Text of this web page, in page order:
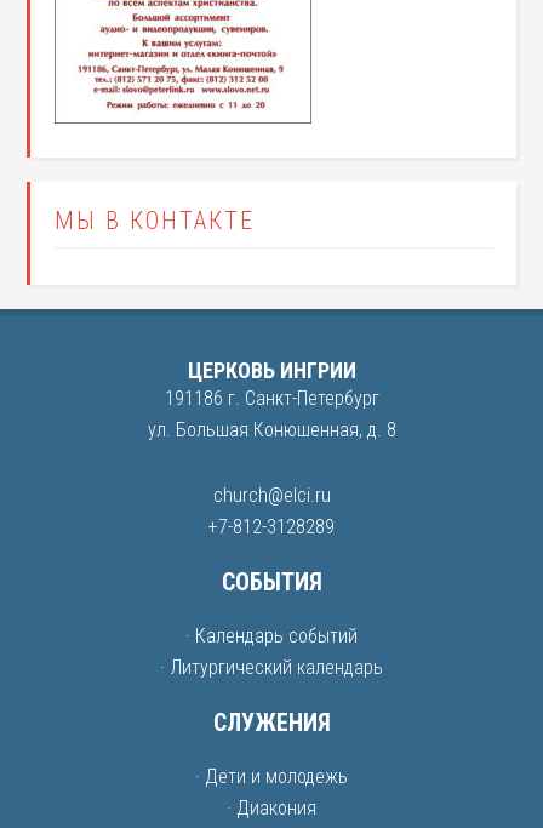
МЫ В КОНТАКТЕ
ЦЕРКОВЬ ИНГРИИ
191186 г. Санкт-Петербург
ул. Большая Конюшенная, д. 8
church@elci.ru
+7-812-3128289
СОБЫТИЯ
· Календарь событий
· Литургический календарь
СЛУЖЕНИЯ
· Дети и молодежь
· Диакония